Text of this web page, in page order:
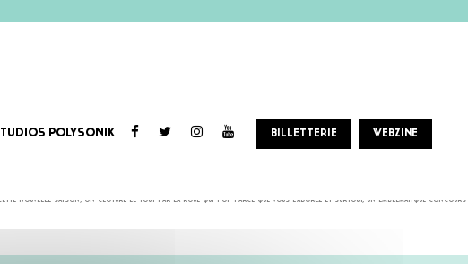
POLYSONIK BILLETTERIE WEBZINE
nouvelle saison, on clôture le tout par la roue qui pop parce que vous l’adorez et surtout, un emblématique concours